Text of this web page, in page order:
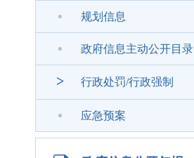
规划信息
政府信息主动公开目录
> 行政处罚/行政强制
应急预案